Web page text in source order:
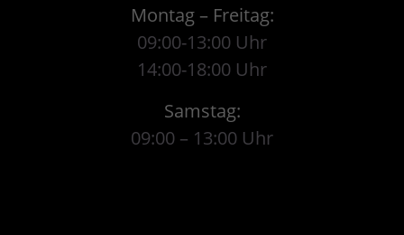
Montag – Freitag:
09:00-13:00 Uhr
14:00-18:00 Uhr
Samstag:
09:00 – 13:00 Uhr